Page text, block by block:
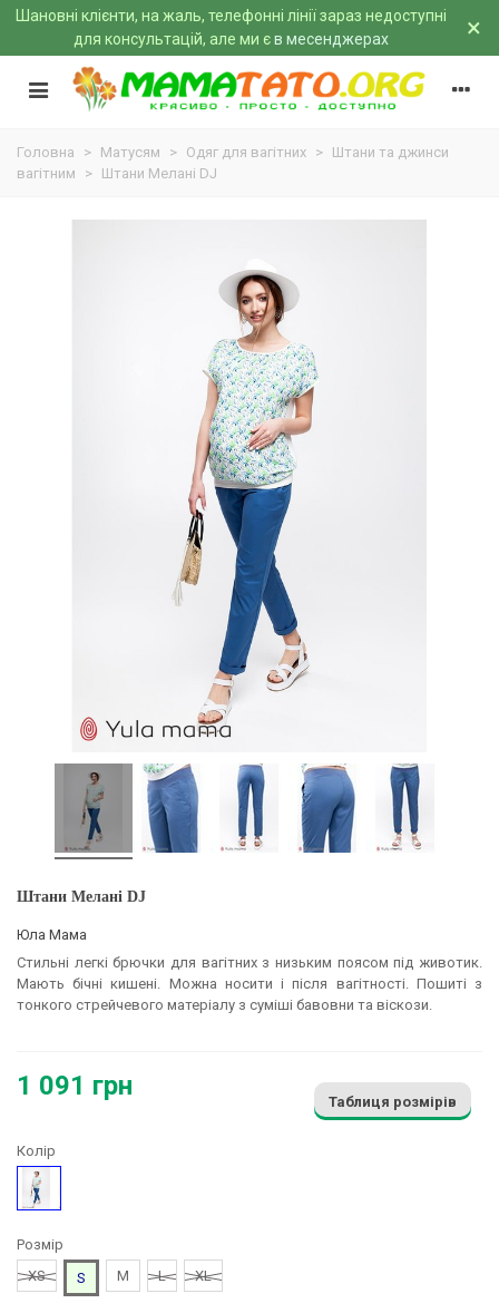
Шановні клієнти, на жаль, телефонні лінії зараз недоступні
для консультацій, але ми єв месенджерах ×
Головна > Матусям > Одяг для вагітних > Штани та джинси
вагітним
> Штани Мелані DJ
Штани Мелані DJ
Юла Мама
Стильні легкі брючки для вагітних з низьким поясом під животик.
Мають бічні кишені. Можна носити і після вагітності. Пошиті з
тонкого стрейчевого матеріалу з суміші бавовни та віскози.
1 091 грн
Таблиця розмірів
Колір
Блакитний
Розмір
XS
S M L XL